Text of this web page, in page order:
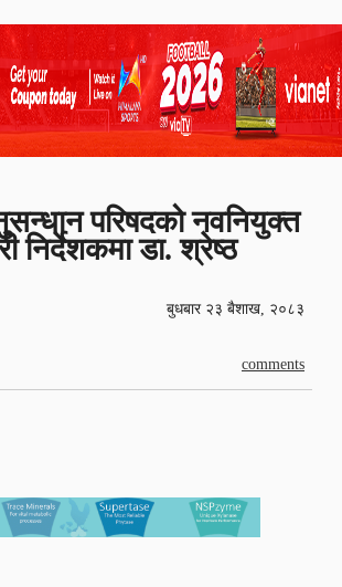
परिषदको नवनियुक्त
निर्देशकमा डा. श्रेष्ठ
बुधबार २३ बैशाख, २०८३
comments